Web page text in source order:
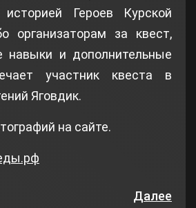
Героев Курской
организаторам за квест,
навыки и дополнительные
участник квеста в
Яговдик.
на сайте.
Далее